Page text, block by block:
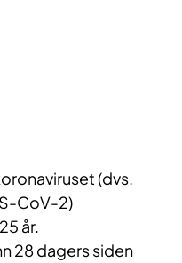
(dvs.
CoV-2)
år.
28 dagers siden